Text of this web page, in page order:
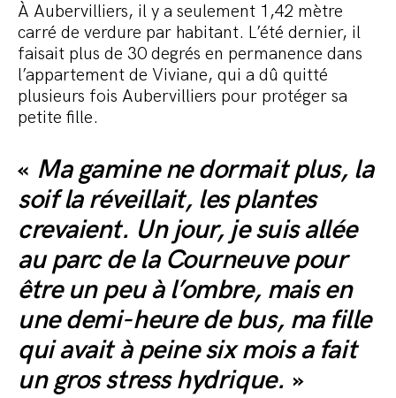
À Aubervilliers, il y a seulement 1,42 mètre
carré de verdure par habitant. L’été dernier, il
faisait plus de 30 degrés en permanence dans
l’appartement de Viviane, qui a dû quitté
plusieurs fois Aubervilliers pour protéger sa
petite fille.
« Ma gamine ne dormait plus, la
soif la réveillait, les plantes
crevaient. Un jour, je suis allée
au parc de la Courneuve pour
être un peu à l’ombre, mais en
une demi-heure de bus, ma fille
qui avait à peine six mois a fait
un gros stress hydrique. »